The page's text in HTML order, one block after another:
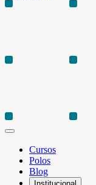
Cursos
Polos
Blog